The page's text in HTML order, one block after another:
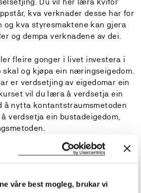
våre best mogleg, brukar vi
kva verknader desse har for
og kva styresmaktene kan gjera
og dempa verknadene av dei.
fleire gonger i livet investera i
skal og kjøpa ein næringseigedom.
er verdsetjing av eigedomar ein
vil du læra å verdsetja ein
å nytta kontantstraumsmetoden
verdsetja ein bustadeigedom,
næringsbygg og andre
for fastrentelån og ulike